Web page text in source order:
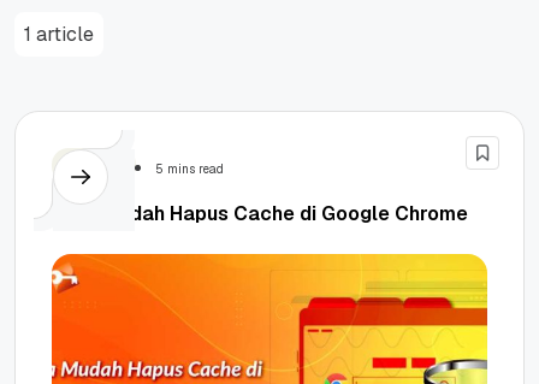
1 article
Security 5 mins read
Cara Mudah Hapus Cache di Google Chrome